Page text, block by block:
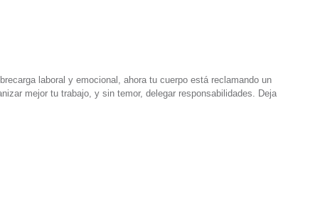
laboral y emocional, ahora tu cuerpo está reclamando un
mejor tu trabajo, y sin temor, delegar responsabilidades. Deja